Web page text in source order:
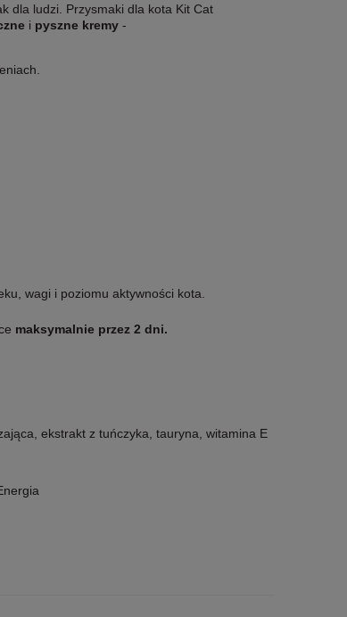
dla ludzi. Przysmaki dla kota Kit Cat
i pyszne kremy -
wagi i poziomu aktywności kota.
maksymalnie przez 2 dni.
ekstrakt z tuńczyka, tauryna, witamina E